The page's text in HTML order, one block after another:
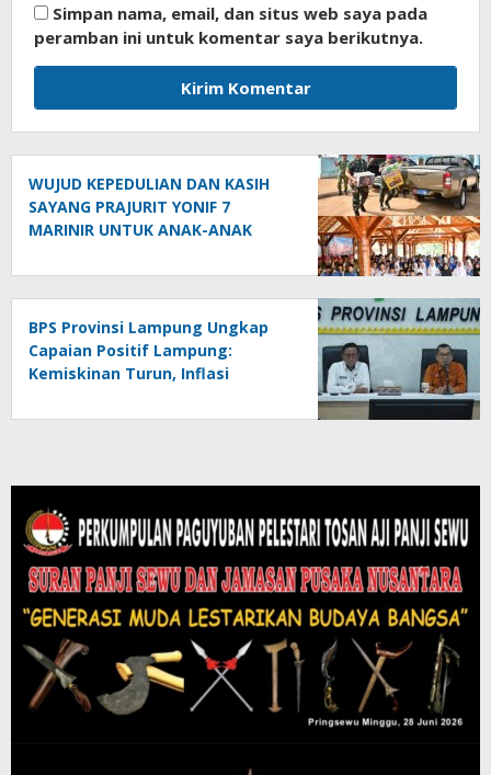
Simpan nama, email, dan situs web saya pada
peramban ini untuk komentar saya berikutnya.
WUJUD KEPEDULIAN DAN KASIH
SAYANG PRAJURIT YONIF 7
MARINIR UNTUK ANAK-ANAK
HUDA
BPS Provinsi Lampung Ungkap
Capaian Positif Lampung:
Kemiskinan Turun, Inflasi
Tumbuh